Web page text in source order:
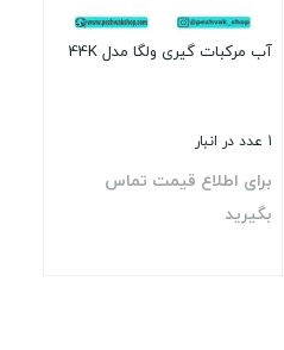
آب مرکبات گیری ولگا مدل 44K
1 عدد در انبار
برای اطلاع قیمت تماس
بگیرید